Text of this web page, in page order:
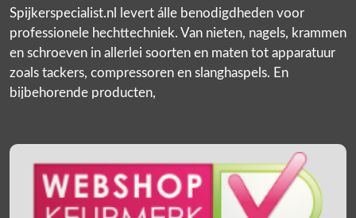
Spijkerspecialist.nl levert álle benodigdheden voor
professionele hechttechniek. Van nieten, nagels, krammen
en schroeven in allerlei soorten en maten tot apparatuur
zoals tackers, compressoren en slanghaspels. En
bijbehorende producten,